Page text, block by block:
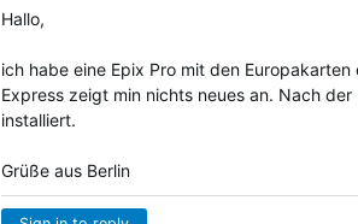
Hallo,
ich habe eine Epix Pro mit den
Express zeigt min nichts neues an. Nach
installiert.
Grüße aus Berlin